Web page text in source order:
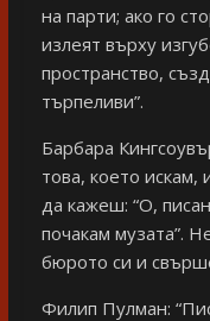
на парти; ако го
излеят върху
пространство,
търпеливи”.
Барбара
това, което искам,
да кажеш: “О,
почакам музата”.
бюрото си и
Филип Пулман: